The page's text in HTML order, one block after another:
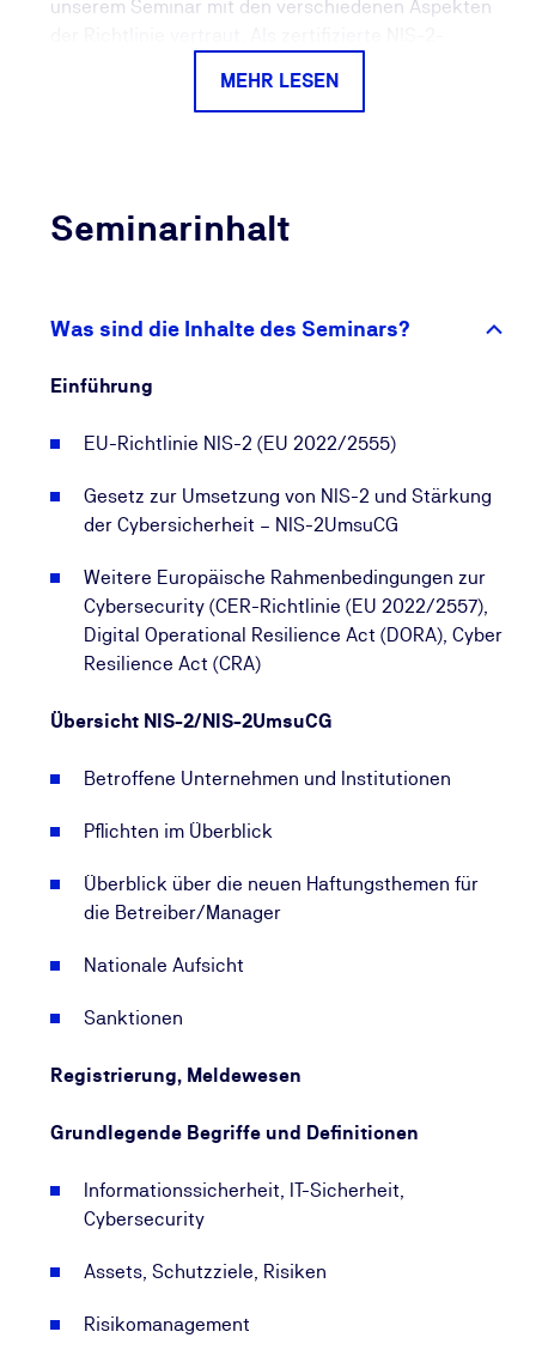
unserem Seminar mit den verschiedenen Aspekten
Sie somit die entscheidenden Faktoren für eine
um mögliche IT-Sicherheitsrisiken zu identifizieren
die Implementierung:
zu entdecken und zu bewältigen,
beiträgt, die Sicherheitsmaßnahmen effektiv und
regelmäßig zu überprüfen und auf dem neuesten
- Business Continuity- und Krisenmanagements, um
die Geschäftsfähigkeit im Ernstfall sicherzustellen.
Unser Seminar zur NIS-2-Umsetzung ist für die
Unternehmen wichtig. Denn für mehr als 30.000
mit Inkrafttreten des Umsetzungsgesetzes im
sollten Leitungsorgane ausreichende Kenntnisse
und Verstöße mit hohen Geldstrafen belegt werden
können.
Experten bzw. zur -Expertin (TÜV) ausbilden, um
künftig NIS-2-konform zu agieren.
MEHR LESEN
Seminarinhalt
Was sind die Inhalte des Seminars?
Einführung
EU-Richtlinie NIS-2 (EU 2022/2555)
Gesetz zur Umsetzung von NIS-2 und Stärkung
der Cybersicherheit – NIS-2UmsuCG
Weitere Europäische Rahmenbedingungen zur
Cybersecurity (CER-Richtlinie (EU 2022/2557),
Digital Operational Resilience Act (DORA), Cyber
Resilience Act (CRA)
Übersicht NIS-2/NIS-2UmsuCG
Betroffene Unternehmen und Institutionen
Pflichten im Überblick
Überblick über die neuen Haftungsthemen für
die Betreiber/Manager
Nationale Aufsicht
Sanktionen
Registrierung, Meldewesen
Grundlegende Begriffe und Definitionen
Informationssicherheit, IT-Sicherheit,
Cybersecurity
Assets, Schutzziele, Risiken
Risikomanagement